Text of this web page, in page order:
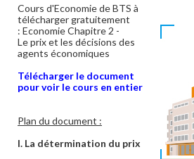
Cours d'Economie de BTS à
télécharger gratuitement
: Economie Chapitre 2 -
Le prix et les décisions des
agents économiques
Télécharger le document
pour voir le cours en entier
Plan du document :
I. La détermination du prix